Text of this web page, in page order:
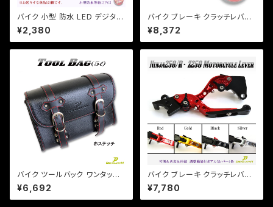
バイク 小型 防水 LED デジタル
電圧計 ボルトメーター 汎用 格
安 表示色3色選択/検索用/ホン
ダ/ヤマハ/カワサキ【クリックポ
¥2,380
バイク ブレーキ クラッチレバー
マスターシリンダー セット メッキ
22mmハンドル用/汎用/修理/カ
スタム/マグナ/ビラーゴ/スティー
¥8,372
バイク ツールバック ワンタッチ
型 内ポケット付!(赤ステッチ) (5
L)ブラック ツールバッグ 合皮【D
ream-Japanオリジナル】DS S
¥6,692
バイク ブレーキ クラッチレバー
左右セット【4色あり】Ninja250/
R/SL Z250/SL Z125 PRO D
トラ他 【a365】 可倒&角度&伸
¥7,780